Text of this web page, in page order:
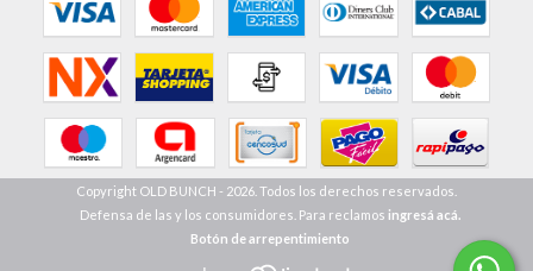
Copyright OLD BUNCH - 2026. Todos los derechos reservados.
Defensa de las y los consumidores. Para reclamos ingresá acá.
Botón de arrepentimiento